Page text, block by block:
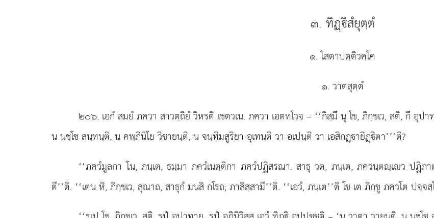
๓. ทิฏฺิสํยุตฺตํ
๑. โสตาปตฺติวคฺโค
๑. วาตสุตฺตํ
๒๐๖. เอกํสมยํ ภควา สาวตฺถิยํ วิหรติ เชตวเน. ภควา เอตทโวจ – ‘‘กิสฺมึ นุ โข, ภิกฺขเว, สติ, กึ อุ
น นชฺโช สนฺทนฺติ, น คพฺภินิโย วิชายนฺติ, น จนฺทิมสูริยา อุเทนฺติ วา อเปนฺติ วา เอสิกฏฺายิฏฺิตา’’’ติ?
‘‘ภควํมูลกา โน, ภนฺเต, ธมฺมา ภควํเนตฺติกา ภควํปฏิสรณา. สาธุ วต, ภนฺเต, ภควนฺตฺเว ปฏิภ
ตี’’ติ. ‘‘เตน หิ, ภิกฺขเว, สุณาถ, สาธุกํ มนสิ กโรถ; ภาสิสฺสามี’’ติ. ‘‘เอวํ, ภนฺเต’’ติ โข เต ภิกฺขู ภควโต ปจฺจ